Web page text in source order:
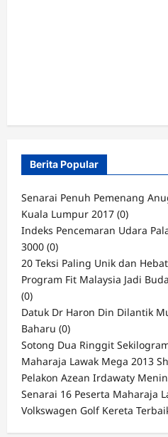
Berita Popular
Senarai Penuh Pemenang
Kuala Lumpur 2017 (0)
Indeks Pencemaran Udara
3000 (0)
20 Teksi Paling Unik dan
Program Fit Malaysia Jadi
(0)
Datuk Dr Haron Din Dilantik
Baharu (0)
Sotong Dua Ringgit
Maharaja Lawak Mega 2013
Pelakon Azean Irdawaty
Senarai 16 Peserta Maharaja
Volkswagen Golf Kereta